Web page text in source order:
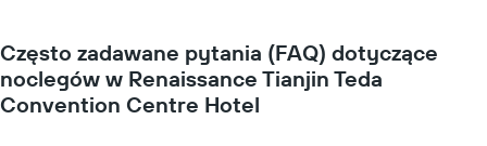
Często zadawane pytania (FAQ) dotyczące
noclegów w Renaissance Tianjin Teda
Convention Centre Hotel